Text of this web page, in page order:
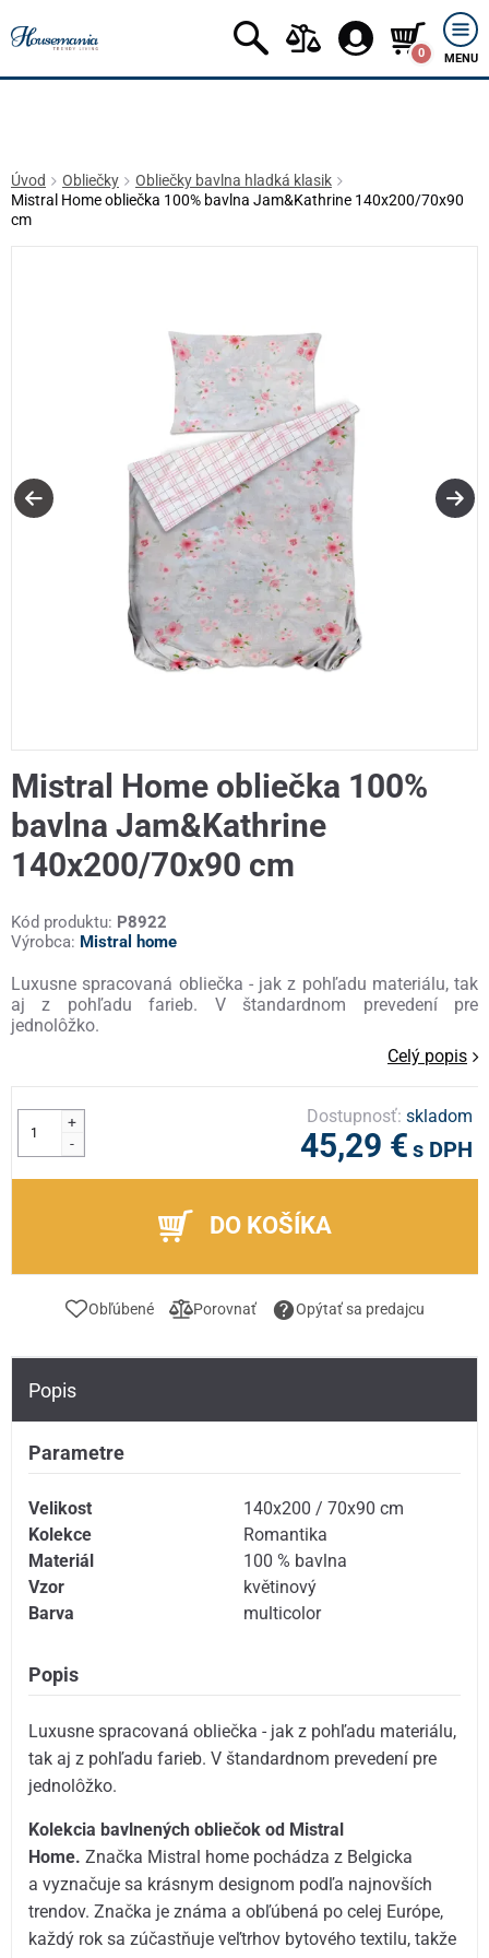
0 MENU
Úvod Obliečky
Obliečky bavlna hladká klasik
Mistral Home obliečka 100% bavlna Jam&Kathrine 140x200/70x90
cm
Mistral Home obliečka 100%
bavlna Jam&Kathrine
140x200/70x90 cm
Kód produktu: P8922
Výrobca: Mistral home
Luxusne spracovaná obliečka - jak z pohľadu materiálu, tak
aj z pohľadu farieb. V štandardnom prevedení pre
jednolôžko.
Celý popis
+
-
Dostupnosť:skladom
45,29 € s DPH
DO KOŠÍKA
Obľúbené Porovnať Opýtať sa predajcu
Popis
Parametre
Velikost
140x200 / 70x90 cm
Kolekce
Romantika
Materiál
100 % bavlna
Vzor
květinový
Barva
multicolor
Popis
Luxusne spracovaná obliečka - jak z pohľadu materiálu,
tak aj z pohľadu farieb. V štandardnom prevedení pre
jednolôžko.
Kolekcia bavlnených obliečok od Mistral
Home.Značka Mistral home pochádza z Belgicka
a vyznačuje sa krásnym designom podľa najnovších
trendov. Značka je známa a obľúbená po celej Európe,
každý rok sa zúčastňuje veľtrhov bytového textilu, takže